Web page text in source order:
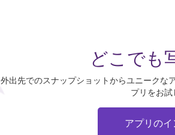
どこでも
外出先でのスナップショットからユニークな
プリをお
アプリの